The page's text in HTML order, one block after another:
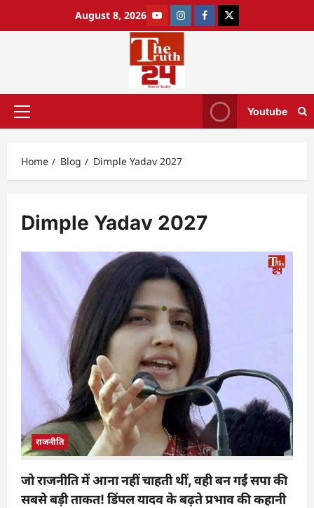
August 8, 2026
Youtube
Home Blog Dimple Yadav 2027
Dimple Yadav 2027
राजनीति
जो राजनीति में आना नहीं चाहती थीं, वही बन गईं सपा की
सबसे बड़ी ताकत! डिंपल यादव के बढ़ते प्रभाव की कहानी